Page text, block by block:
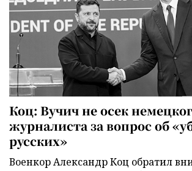
Коц: Вучич не осек
журналиста за вопрос об
русских»
Военкор Александр Коц обратил